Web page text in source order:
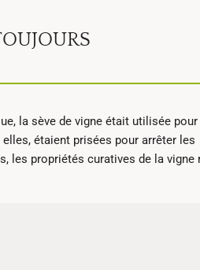
la sève de vigne était utilisée pour
étaient prisées pour arrêter les
les propriétés curatives de la vigne